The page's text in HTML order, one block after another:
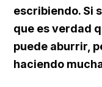
escribiendo. Si
que es verdad
puede aburrir,
haciendo